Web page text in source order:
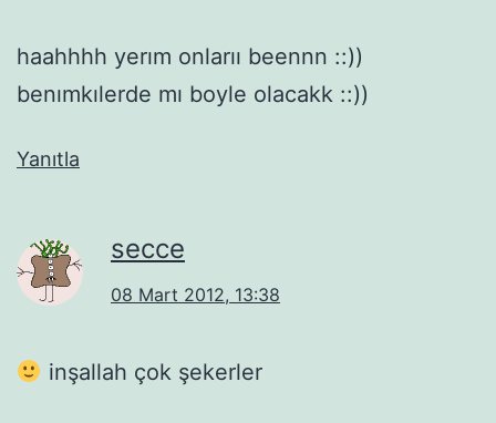
haahhhh yerım onlarıı beennn ::))
benımkılerde mı boyle olacakk ::))
Yanıtla
secce
08 Mart 2012, 13:38
inşallah çok şekerler